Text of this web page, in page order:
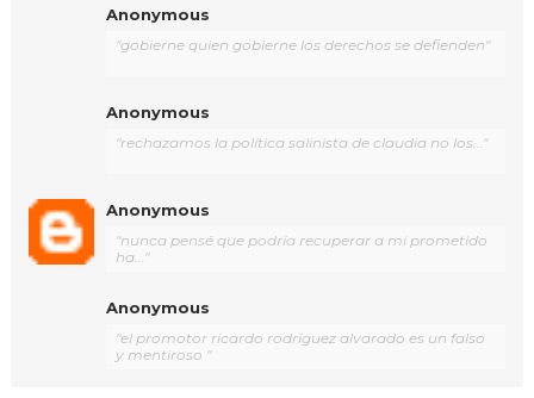
Anonymous
"gobierne quien gobierne los derechos se defienden"
Anonymous
"rechazamos la política salinista de claudia no los..."
Anonymous
"nunca pensé que podría recuperar a mi prometido
ha..."
Anonymous
"el promotor ricardo rodríguez alvarado es un falso
y mentiroso "